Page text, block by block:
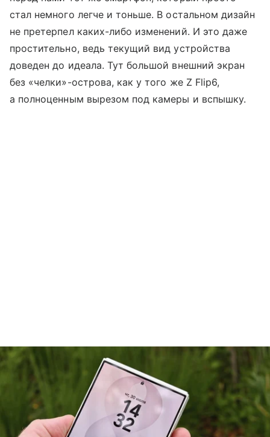
стал немного легче и тоньше. В остальном дизайн
не претерпел каких-либо изменений. И это даже
простительно, ведь текущий вид устройства
доведен до идеала. Тут большой внешний экран
без «челки»-острова, как у того же Z Flip6,
а полноценным вырезом под камеры и вспышку.